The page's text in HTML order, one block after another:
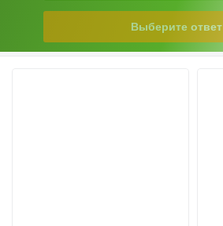
Выберите ответ